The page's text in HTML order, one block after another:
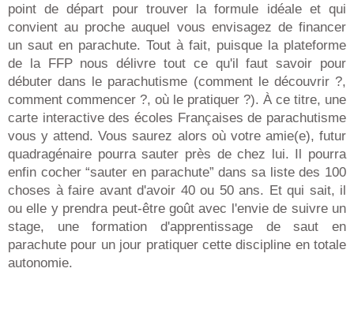
point de départ pour trouver la formule idéale et qui
convient au proche auquel vous envisagez de financer
un saut en parachute. Tout à fait, puisque la plateforme
de la FFP nous délivre tout ce qu'il faut savoir pour
débuter dans le parachutisme (comment le découvrir ?,
comment commencer ?, où le pratiquer ?). À ce titre, une
carte interactive des écoles Françaises de parachutisme
vous y attend. Vous saurez alors où votre amie(e), futur
quadragénaire pourra sauter près de chez lui. Il pourra
enfin cocher “sauter en parachute” dans sa liste des 100
choses à faire avant d'avoir 40 ou 50 ans. Et qui sait, il
ou elle y prendra peut-être goût avec l'envie de suivre un
stage, une formation d'apprentissage de saut en
parachute pour un jour pratiquer cette discipline en totale
autonomie.